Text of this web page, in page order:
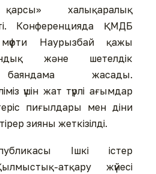
халықаралық
Конференцияда ҚМДБ
Наурызбай қажы
және шетелдік
жасады.
үшін жат түрлі ағымдар
пиғылдары мен діни
зияны жеткізілді.
Ішкі істер
атқару жүйесі